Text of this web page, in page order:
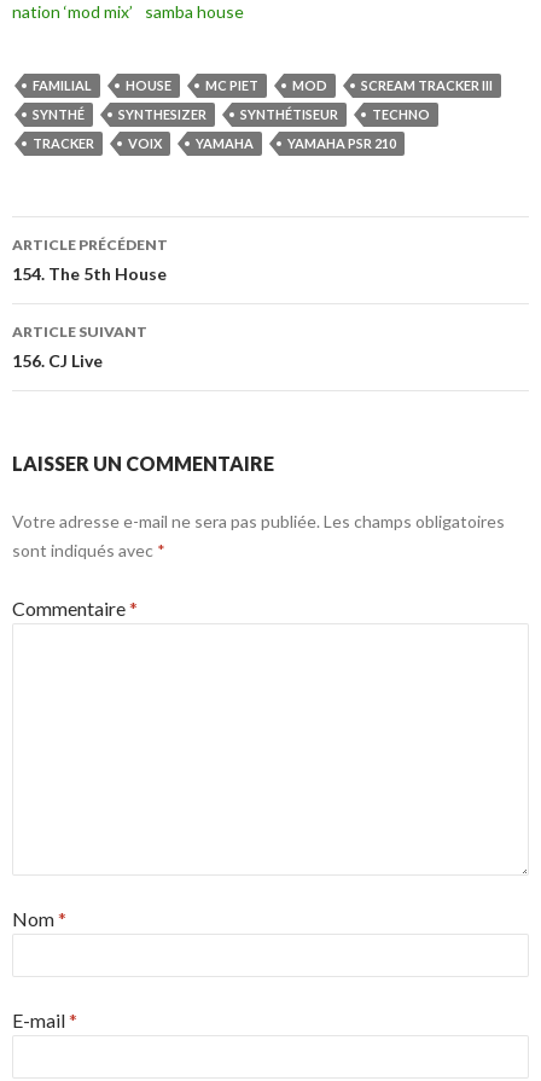
nation ‘mod mix’
samba house
FAMILIAL HOUSE MC PIET MOD
SCREAM TRACKER III
SYNTHÉ
SYNTHESIZER SYNTHÉTISEUR
TECHNO
TRACKER
VOIX YAMAHA YAMAHA PSR 210
ARTICLE PRÉCÉDENT
154. The 5th House
ARTICLE SUIVANT
156. CJ Live
LAISSER UN COMMENTAIRE
Votre adresse e-mail ne sera pas publiée. Les champs obligatoires
sont indiqués avec *
Commentaire*
Nom*
E-mail*